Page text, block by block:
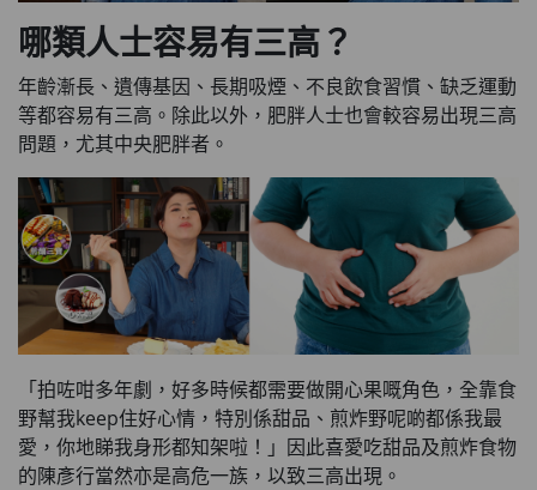
哪類人士容易有三高？
年齡漸長、遺傳基因、長期吸煙、不良飲食習慣、缺乏運動
等都容易有三高。除此以外，肥胖人士也會較容易出現三高
問題，尤其中央肥胖者。
「拍咗咁多年劇，好多時候都需要做開心果嘅角色，全靠食
野幫我keep住好心情，特別係甜品、煎炸野呢啲都係我最
愛，你地睇我身形都知架啦！」因此喜愛吃甜品及煎炸食物
的陳彥行當然亦是高危一族，以致三高出現。